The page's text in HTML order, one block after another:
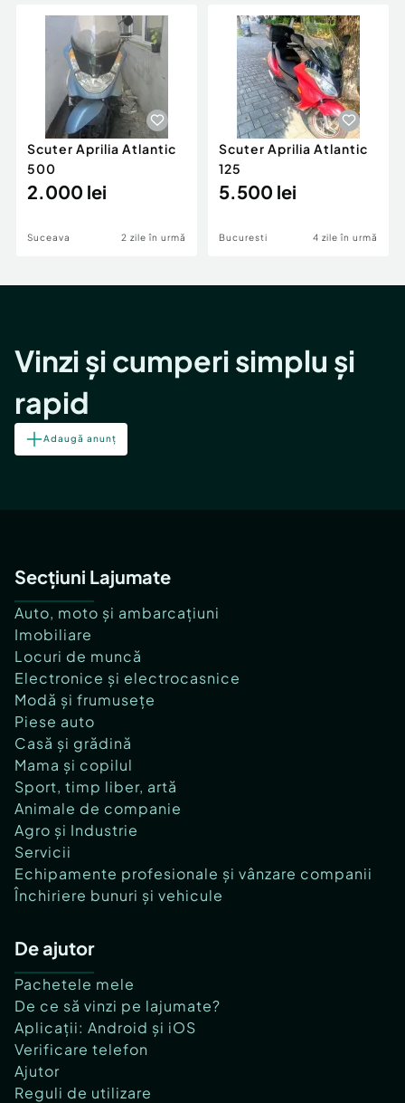
Animale de companie
Afaceri și echipamente profesionale
Inchiriere Bunuri si Vehicule
Utilaje agricole si industriale
Piese auto si accesorii
Dacia Duster
Scuter Aprilia Atlantic
500
2.000 lei
Suceava 2 zile în urmă
Scuter Aprilia Atlantic
125
5.500 lei
Bucuresti 4 zile în urmă
Vinzi și cumperi simplu și
rapid
Adaugă anunț
Secțiuni Lajumate
Auto, moto și ambarcațiuni
Imobiliare
Locuri de muncă
Electronice și electrocasnice
Modă și frumusețe
Piese auto
Casă și grădină
Mama și copilul
Sport, timp liber, artă
Animale de companie
Agro și Industrie
Servicii
Echipamente profesionale și vânzare companii
Închiriere bunuri și vehicule
De ajutor
Pachetele mele
De ce să vinzi pe lajumate?
Aplicații: Android și iOS
Verificare telefon
Ajutor
Reguli de utilizare